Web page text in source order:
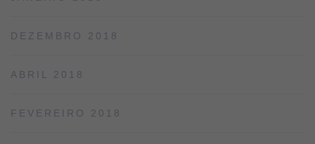
DEZEMBRO 2018
ABRIL 2018
FEVEREIRO 2018